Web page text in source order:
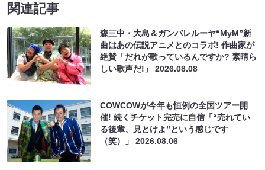
関連記事
森三中・大島＆ガンバレルーヤ“MyM”新
曲はあの伝説アニメとのコラボ! 作曲家が
絶賛「だれが歌っているんですか? 素晴ら
しい歌声だ!」2026.08.08
COWCOWが今年も恒例の全国ツアー開
催! 続くチケット完売に自信「“売れてい
る後輩、見とけよ”という感じです
（笑）」2026.08.06